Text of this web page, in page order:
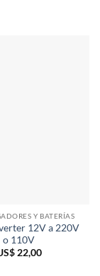
Y BATERÍAS
12V a 220V
o 110V
22,00